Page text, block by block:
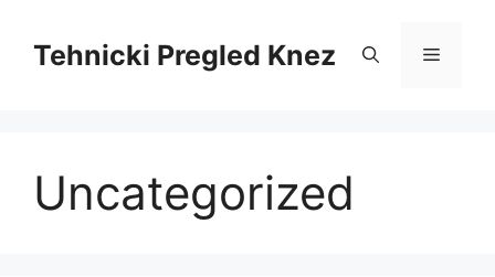
contentTehnicki Pregled Knez Menu
Uncategorized